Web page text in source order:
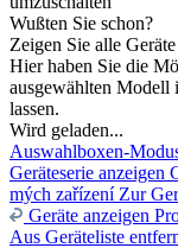
Wußten Sie schon?
Zeigen Sie alle
Hier haben Sie die
ausgewählten Modell
lassen.
Wird geladen...
Auswahlboxen-
Geräteserie anzeigen
mých zařízení Zur
Geräte anzeigen
Aus Geräteliste